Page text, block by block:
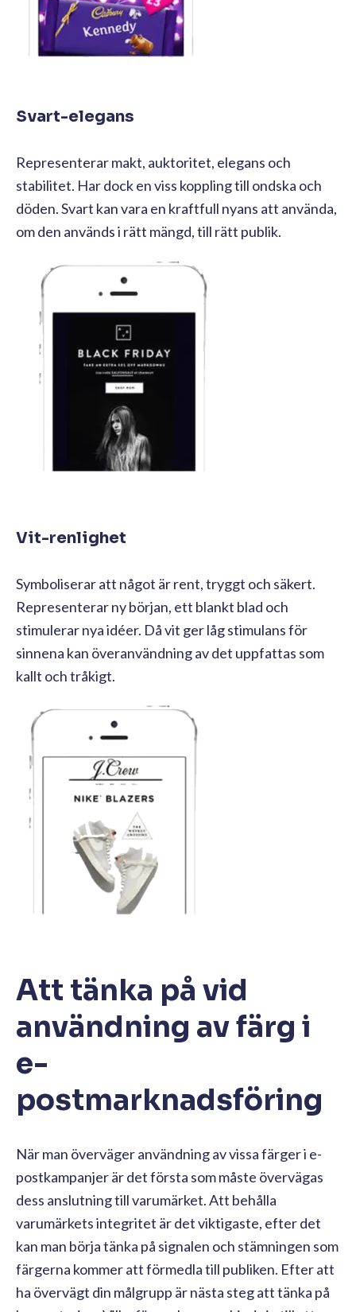
Svart-elegans
Representerar makt, auktoritet, elegans och
stabilitet. Har dock en viss koppling till ondska och
döden. Svart kan vara en kraftfull nyans att använda,
om den används i rätt mängd, till rätt publik.
Vit-renlighet
Symboliserar att något är rent, tryggt och säkert.
Representerar ny början, ett blankt blad och
stimulerar nya idéer. Då vit ger låg stimulans för
sinnena kan överanvändning av det uppfattas som
kallt och tråkigt.
Att tänka på vid
användning av färg i
e-
postmarknadsföring
När man överväger användning av vissa färger i e-
postkampanjer är det första som måste övervägas
dess anslutning till varumärket. Att behålla
varumärkets integritet är det viktigaste, efter det
kan man börja tänka på signalen och stämningen som
färgerna kommer att förmedla till publiken. Efter att
ha övervägt din målgrupp är nästa steg att tänka på